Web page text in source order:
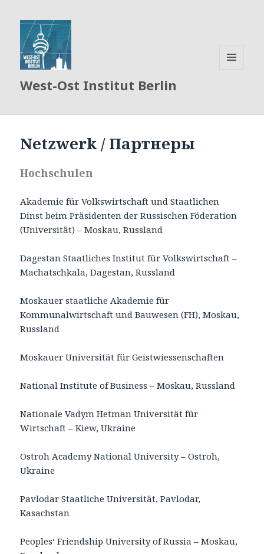
West-Ost Institut Berlin
Netzwerk / Партнеры
Hochschulen
Akademie für Volkswirtschaft und Staatlichen
Dinst beim Präsidenten der Russischen Föderation
(Universität) – Moskau, Russland
Dagestan Staatliches Institut für Volkswirtschaft –
Machatschkala, Dagestan, Russland
Moskauer staatliche Akademie für
Kommunalwirtschaft und Bauwesen (FH), Moskau,
Russland
Moskauer Universität für Geistwiessenschaften
National Institute of Business – Moskau, Russland
Nationale Vadym Hetman Universität für
Wirtschaft – Kiew, Ukraine
Ostroh Academy National University – Ostroh,
Ukraine
Pavlodar Staatliche Universität, Pavlodar,
Kasachstan
Peoples‘ Friendship University of Russia – Moskau,